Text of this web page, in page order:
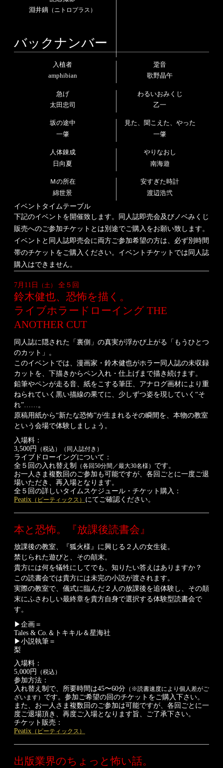
淵井鏑 （ニトロプラス）
バックナンバー
入植者
amphibian
跫音
歌野晶午
急げ
太田忠司
わるいおみくじ
乙一
坂の途中
一肇
見た、 聞こえた、 やった
一肇
人体錬成
日向夏
やりなおし
南海遊
Ｍの所在
綿世景
安すぎた時計
渡辺浩弐
イベントタイムテーブル
下記のイベントを開催致します。
同人誌即売会及びノベみくじ
販売へのご参加チケットとは別途でご購入をお願い致します。
イベントと同人誌即売会に両方ご参加希望の方は、必ず別時間
帯のチケットをご購入ください。 イベントチケットでは同人誌
購入はできません。
7月11日 （土） 全５回
鈴木健也、恐怖を描く。
ライブホラードローイング THE
ANOTHER CUT
同人誌に隠された「裏側」の真実が浮かび上がる「もうひとつ
のカット」。
このイベントでは、漫画家・鈴木健也がホラー同人誌の未収録
カットを、下描きからペン入れ・仕上げまで描き続けます。
鉛筆やペンが走る音、紙をこする筆圧、アナログ画材により重
ねられていく黒い描線の果てに、少しずつ姿を現していく“そ
れ”……。
原稿用紙から“新たな恐怖”が生まれるその瞬間を、本物の教室
という会場で体験しましょう。
入場料：
3,500円
（税込） （同人誌付き）
ライブドローイングについて：
全５回の入れ替え制
（各回50分間／最大30名様） です。
お一人さま複数回のご参加も可能ですが、各回ごとに一度ご退
場いただき、再入場となります。
全５回の詳しいタイムスケジュール・チケット購入：
Peatix （ピーティックス） にてご確認ください。
本と恐怖。 『放課後読書会』
放課後の教室、『狐火様』に興じる２人の女生徒。
禁じられた遊びと、その顛末。
貴方には何を犠牲にしてでも、知りたい答えはありますか？
この読書会では貴方には未完の小説が渡されます。
実際の教室で、儀式に臨んだ２人の放課後を追体験し、その顛
末にふさわしい最終章を貴方自身で選択する体験型読書会で
す。
▶ 企画 ＝
Tales & Co. ＆ トキキル ＆ 星海社
▶ 小説執筆 ＝
梨
入場料：
5,000円
（税込）
参加方法：
入れ替え制で、所要時間は45〜60分 （※読書速度により個人差がご
ざいます） です。参加ご希望の回のチケットをご購入下さい。
また、お一人さま複数回のご参加は可能ですが、各回ごとに一
度ご退場頂き、再度ご入場となります旨、ご了承下さい。
チケット販売：
Peatix （ピーティックス）
出版業界のちょっと怖い話。